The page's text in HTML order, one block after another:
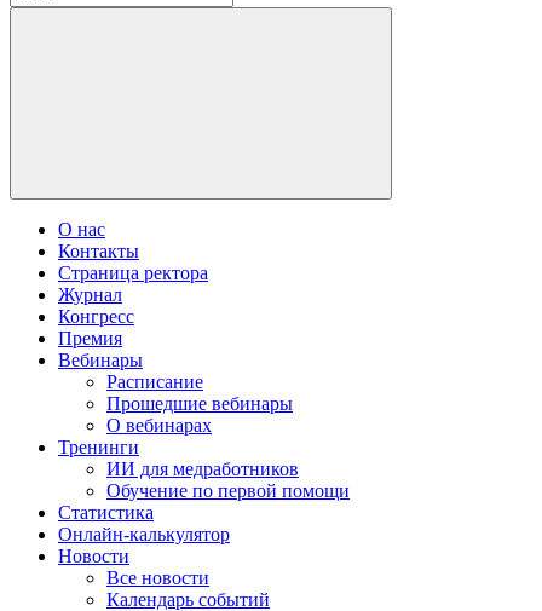
О нас
Контакты
Страница ректора
Журнал
Конгресс
Премия
Вебинары
Расписание
Прошедшие вебинары
О вебинарах
Тренинги
ИИ для медработников
Обучение по первой помощи
Статистика
Онлайн-калькулятор
Новости
Все новости
Календарь событий